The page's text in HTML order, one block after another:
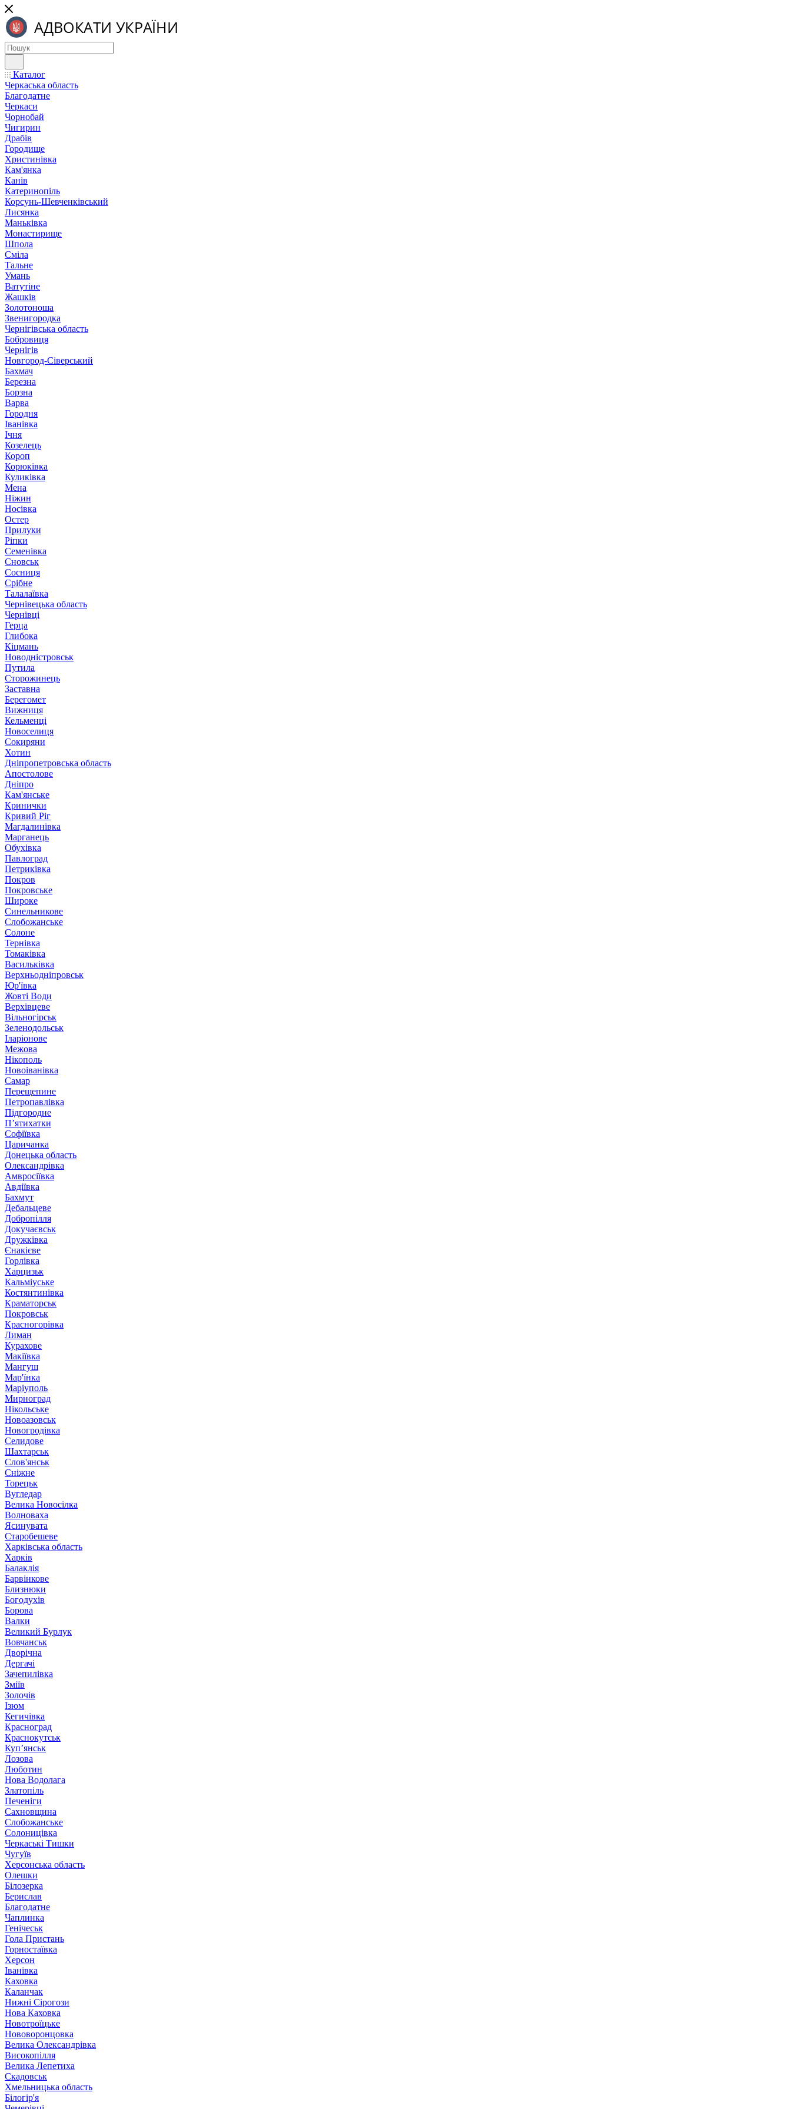
Каталог
Черкаська область
Благодатне
Черкаси
Чорнобай
Чигирин
Драбів
Городище
Христинівка
Кам'янка
Канів
Катеринопіль
Корсунь-Шевченківський
Лисянка
Маньківка
Монастирище
Шпола
Сміла
Тальне
Умань
Ватутіне
Жашків
Золотоноша
Звенигородка
Чернігівська область
Бобровиця
Чернігів
Новгород-Сіверський
Бахмач
Березна
Борзна
Варва
Городня
Іванівка
Ічня
Козелець
Короп
Корюківка
Куликівка
Мена
Ніжин
Носівка
Остер
Прилуки
Ріпки
Семенівка
Сновськ
Сосниця
Срібне
Талалаївка
Чернівецька область
Чернівці
Герца
Глибока
Кіцмань
Новодністровськ
Путила
Сторожинець
Заставна
Берегомет
Вижниця
Кельменці
Новоселиця
Сокиряни
Хотин
Дніпропетровська область
Апостолове
Дніпро
Кам'янське
Кринички
Кривий Ріг
Магдалинівка
Марганець
Обухівка
Павлоград
Петриківка
Покров
Покровське
Широке
Синельникове
Слобожанське
Солоне
Тернівка
Томаківка
Васильківка
Верхньодніпровськ
Юр'ївка
Жовті Води
Верхівцеве
Вільногірськ
Зеленодольськ
Іларіонове
Межова
Нікополь
Новоіванівка
Самар
Перещепине
Петропавлівка
Підгородне
П’ятихатки
Софіївка
Царичанка
Донецька область
Олександрівка
Амвросіївка
Авдіївка
Бахмут
Дебальцеве
Добропілля
Докучаєвськ
Дружківка
Єнакієве
Горлівка
Харцизьк
Кальміуське
Костянтинівка
Краматорськ
Покровськ
Красногорівка
Лиман
Курахове
Макіївка
Мангуш
Мар'їнка
Маріуполь
Мирноград
Нікольське
Новоазовськ
Новогродівка
Селидове
Шахтарськ
Слов'янськ
Сніжне
Торецьк
Вугледар
Велика Новосілка
Волноваха
Ясинувата
Старобешеве
Харківська область
Харків
Балаклія
Барвінкове
Близнюки
Богодухів
Борова
Валки
Великий Бурлук
Вовчанськ
Дворічна
Дергачі
Зачепилівка
Зміїв
Золочів
Ізюм
Кегичівка
Красноград
Краснокутськ
Куп’янськ
Лозова
Люботин
Нова Водолага
Златопіль
Печеніги
Сахновщина
Слобожанське
Солоницівка
Черкаські Тишки
Чугуїв
Херсонська область
Олешки
Білозерка
Берислав
Благодатне
Чаплинка
Генічеськ
Гола Пристань
Горностаївка
Херсон
Іванівка
Каховка
Каланчак
Нижні Сірогози
Нова Каховка
Новотроїцьке
Нововоронцовка
Велика Олександрівка
Високопілля
Велика Лепетиха
Скадовськ
Хмельницька область
Білогір'я